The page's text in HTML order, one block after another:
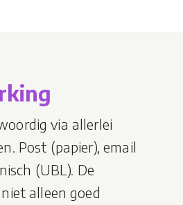
via allerlei
Post (papier), email
(UBL). De
alleen goed